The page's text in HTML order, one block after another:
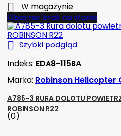

W magazynie
Obecnie brak na stanie
 Szybki podgląd
Indeks: EDA8-115BA
Marka: Robinson Helicopter
A785-3 RURA DOLOTU
ROBINSON R22
(0)